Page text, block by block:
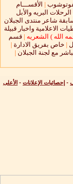
| الأقســـام
البريه والأبل
شاعر منتدى الجبلان
الاعلامية واخبار قبيلة
الله ) الشعريه |قسم
| خاص بفريق الادارة |
مع لجنة الجبلان |
- إحصائيات الإعلانات - الأعلى